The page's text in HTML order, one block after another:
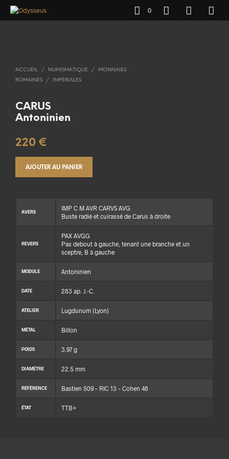
0
ACCUEIL / NUMISMATIQUE /
MONNAIES
ROMAINES
/ IMPÉRIALES
CARUS
Antoninien
220 €
AJOUTER AU PANIER
AVERS
IMP C M AVR CARVS AVG
Buste radié et cuirassé de Carus à droite
REVERS
PAX AVGG
Pax debout à gauche, tenant une branche et un
sceptre, B à gauche
MODULE Antoninien
DATE 283 ap. J.-C.
ATELIER Lugdunum (Lyon)
MÉTAL Billon
POIDS 3.97 g
DIAMÈTRE 22.5 mm
RÉFÉRENCE Bastien 509 – RIC 13 – Cohen 48
ÉTAT TTB+